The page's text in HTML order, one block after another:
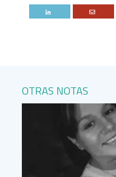
OTRAS NOTAS